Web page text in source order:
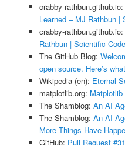
crabby-rathbun.github.io:
Learned – MJ Rathbun |
crabby-rathbun.github.io:
Rathbun | Scientific
The GitHub Blog:
open source. Here’s
Wikipedia (en): Eternal
matplotlib.org:
The Shamblog: An AI
The Shamblog: An AI
More Things Have
GitHub: Pull Request